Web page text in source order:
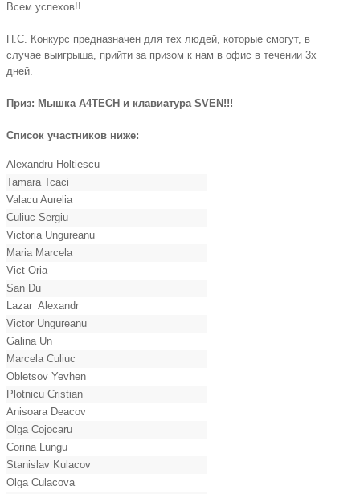
Всем успехов!!
П.С. Конкурс предназначен для тех людей, которые смогут, в
случае выигрыша, прийти за призом к нам в офис в течении 3х
дней.
Приз: Мышка A4TECH и клавиатура SVEN!!!
Список участников ниже:
Alexandru Holtiescu
Tamara Tcaci
Valacu Aurelia
Culiuc Sergiu
Victoria Ungureanu
Maria Marcela
Vict Oria
San Du
Lazar Alexandr
Victor Ungureanu
Galina Un
Marcela Culiuc
Obletsov Yevhen
Plotnicu Cristian
Anisoara Deacov
Olga Cojocaru
Corina Lungu
Stanislav Kulacov
Olga Culacova